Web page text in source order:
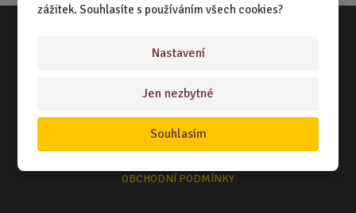
zážitek. Souhlasíte s používáním všech cookies?
Nastavení
Jen nezbytné
Souhlasím
Vše o nákupu
NÁKUPNÍ RÁDCE
TERMÍNY ODESLÁNÍ ZBOŽÍ
OBCHODNÍ PODMÍNKY